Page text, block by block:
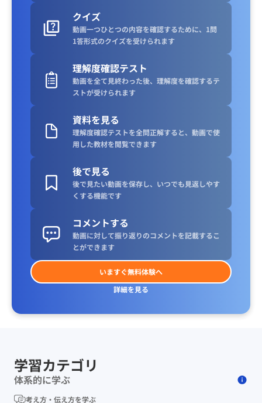
クイズ
動画一つひとつの内容を確認するために、1問
1答形式のクイズを受けられます
理解度確認テスト
動画を全て見終わった後、理解度を確認するテ
ストが受けられます
資料を見る
理解度確認テストを全問正解すると、動画で使
用した教材を閲覧できます
後で見る
後で見たい動画を保存し、いつでも見返しやす
くする機能です
コメントする
動画に対して振り返りのコメントを記載するこ
とができます
いますぐ無料体験へ
詳細を見る
学習カテゴリ
体系的に学ぶ
考え方・伝え方を学ぶ